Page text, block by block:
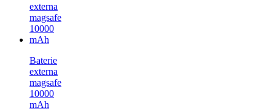
Baterie
externa
magsafe
10000
mAh